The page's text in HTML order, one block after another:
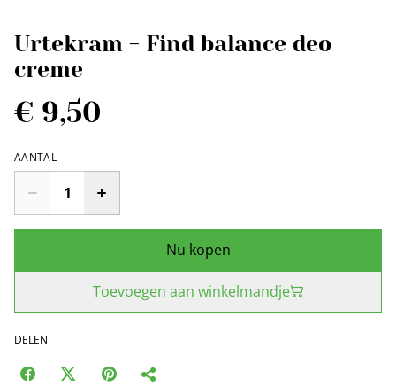
Urtekram - Find balance deo
creme
€ 9,50
AANTAL
Nu kopen
Toevoegen aan winkelmandje
DELEN